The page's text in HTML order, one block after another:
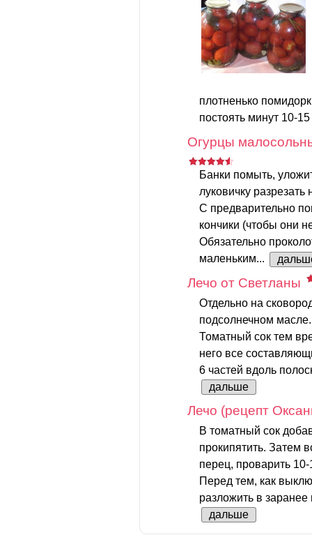
плотненько
постоять минут 10-
Огурцы
Банки помыть,
луковичку разрезать
С предварительно
кончики (чтобы они
Обязательно
маленьким...
Лечо от Светланы
Отдельно на
подсолнечном масле.
Томатный сок тем
него все
6 частей вдоль
дальше
Лечо (рецепт
В томатный сок
прокипятить. Затем
перец, проварить
Перед тем, как
разложить в
дальше